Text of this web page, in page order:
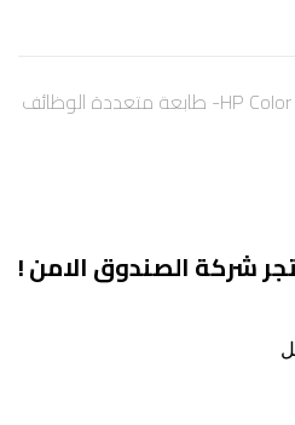
HP Color LaserJet Pro MFP M283fdw- طابعة متعددة الوظائف
شركة الصندوق الامن !